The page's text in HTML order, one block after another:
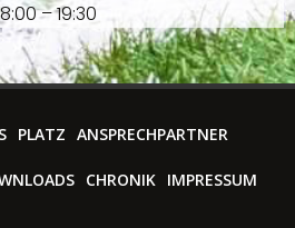
– 19:30
PLATZ ANSPRECHPARTNER
CHRONIK IMPRESSUM